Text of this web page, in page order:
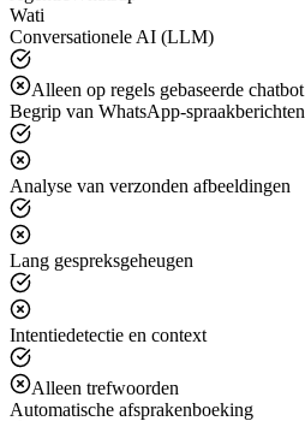
Wati
Conversationele AI (LLM)
Alleen op regels gebaseerde chatbot
Begrip van WhatsApp-spraakberichten
Analyse van verzonden afbeeldingen
Lang gespreksgeheugen
Intentiedetectie en context
Alleen trefwoorden
Automatische afsprakenboeking